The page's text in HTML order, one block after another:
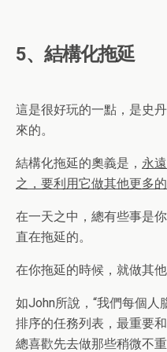
5、結構化拖延
這是很好玩的一點，是史
來的。
結構化拖延的奧義是， 永
之，要利用它做其他更多
在一天之中，總有些事是
直在拖延的。
在你拖延的時候，就做其他
如John所說，“我們每個人
排序的任務列表，最重要
總喜歡先去做那些稍微不